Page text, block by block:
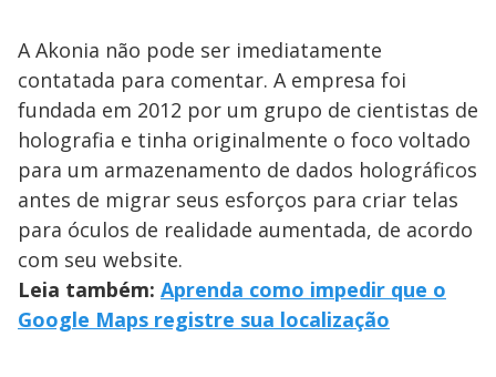
A Akonia não pode ser imediatamente
contatada para comentar. A empresa foi
fundada em 2012 por um grupo de cientistas de
holografia e tinha originalmente o foco voltado
para um armazenamento de dados holográficos
antes de migrar seus esforços para criar telas
para óculos de realidade aumentada, de acordo
com seu website.
Leia também: Aprenda como impedir que o
Google Maps registre sua localização